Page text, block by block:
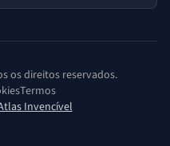
os direitos reservados.
Termos
Invencível